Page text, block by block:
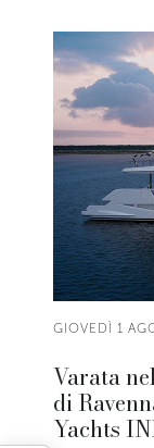
GIOVEDÌ 1
Varata
di
Yachts